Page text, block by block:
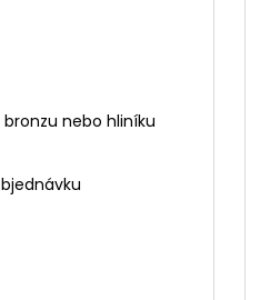
nebo hliníku